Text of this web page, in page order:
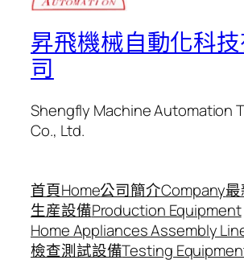
昇飛機械自動化科
司
Shengfly Machine Automation
Co., Ltd.
首頁Home公司簡介Company
生産設備Production Equipment
Home Appliances Assembly
檢查測試設備Testing